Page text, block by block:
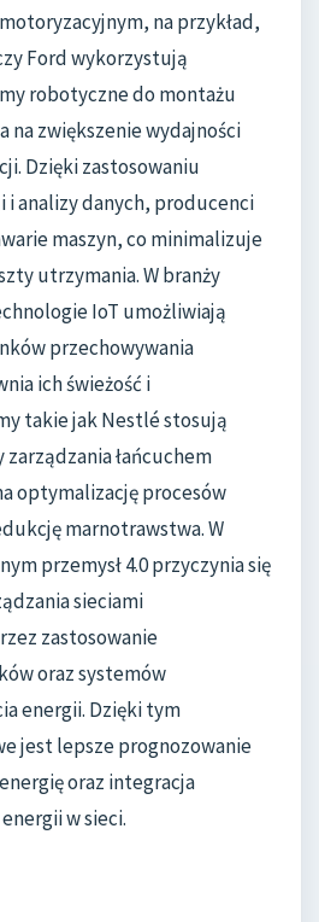
na przykład,
Ford wykorzystują
robotyczne do montażu
na zwiększenie wydajności
Dzięki zastosowaniu
analizy danych, producenci
maszyn, co minimalizuje
utrzymania. W branży
IoT umożliwiają
przechowywania
ich świeżość i
takie jak Nestlé stosują
łańcuchem
optymalizację procesów
marnotrawstwa. W
przemysł 4.0 przyczynia się
sieciami
zastosowanie
oraz systemów
energii. Dzięki tym
jest lepsze prognozowanie
oraz integracja
w sieci.